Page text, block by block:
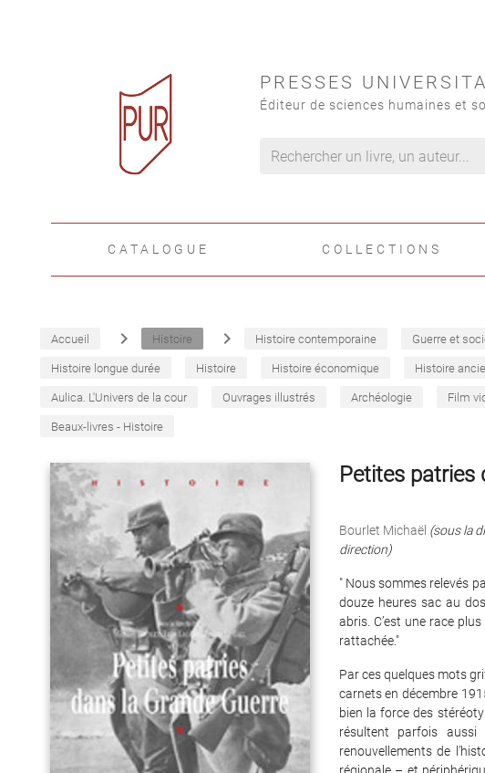
PRESSES
Éditeur de sciences humaines et
CATALOGUE COLLECTIONS
Accueil navigate_next Histoire navigate_next Histoire contemporaine Guerre et
Histoire longue durée Histoire Histoire économique Histoire
Aulica. L'Univers de la cour Ouvrages illustrés Archéologie Film
Beaux-livres - Histoire
Petites patries
Bourlet Michaël (sous la
direction)
" Nous sommes relevés
douze heures sac au
abris. C’est une race
rattachée."
Par ces quelques mots
carnets en décembre
bien la force des
résultent parfois aussi
renouvellements de